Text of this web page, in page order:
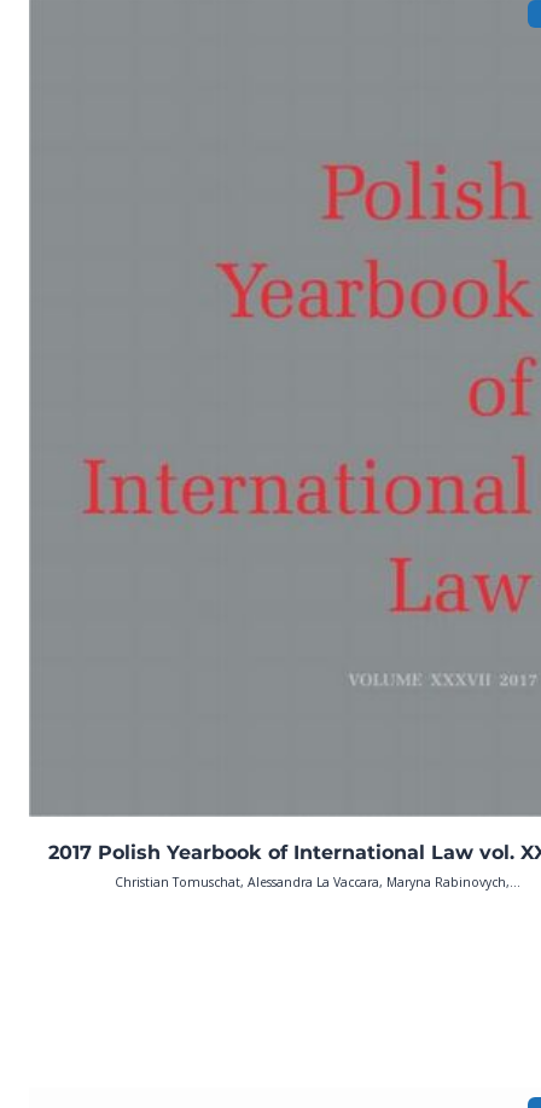
2017 Polish Yearbook of International Law vol.
Christian Tomuschat, Alessandra La Vaccara, Maryna Rabinovych,...